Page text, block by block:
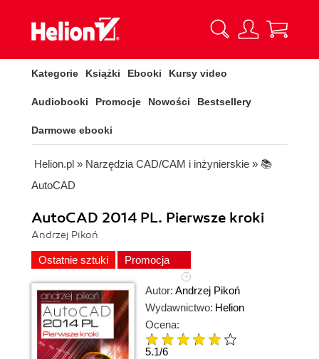
Kategorie Książki Ebooki Kursy video
Audiobooki Promocje Nowości Bestsellery
Darmowe ebooki
Helion.pl » Narzędzia CAD/CAM i inżynierskie » 📚
AutoCAD
AutoCAD 2014 PL. Pierwsze kroki
Andrzej Pikoń
Ostatnie sztuki Promocja
Autor: Andrzej Pikoń
Wydawnictwo: Helion
Ocena:
5.1/6